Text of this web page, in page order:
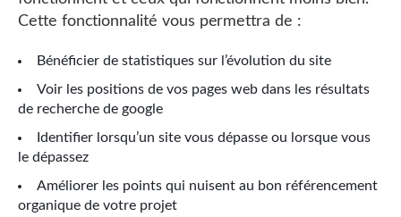
Cette fonctionnalité vous permettra de :
Bénéficier de statistiques sur l’évolution du site
Voir les positions de vos pages web dans les résultats
de recherche de google
Identifier lorsqu’un site vous dépasse ou lorsque vous
le dépassez
Améliorer les points qui nuisent au bon référencement
organique de votre projet